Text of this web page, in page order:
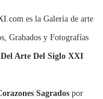
es la Galería de arte
Grabados y Fotografías
Arte Del Siglo XXI
Sagrados por